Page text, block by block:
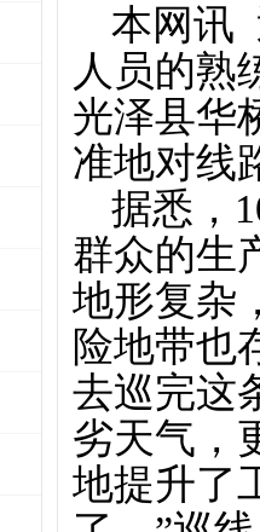
本网讯
人员的熟
光泽县华
准地对线
据悉，
群众的生
地形复杂
险地带也
去巡完这
劣天气，
地提升了